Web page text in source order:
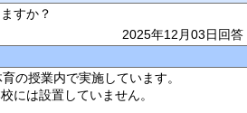
すか？
2025年12月03日回答
の授業内で実施しています。
には設置していません。